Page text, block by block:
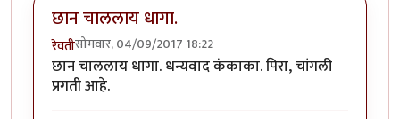
छान चाललाय धागा.
रेवतीसोमवार, 04/09/2017 18:22
छान चाललाय धागा. धन्यवाद कंकाका. पिरा, चांगली
प्रगती आहे.